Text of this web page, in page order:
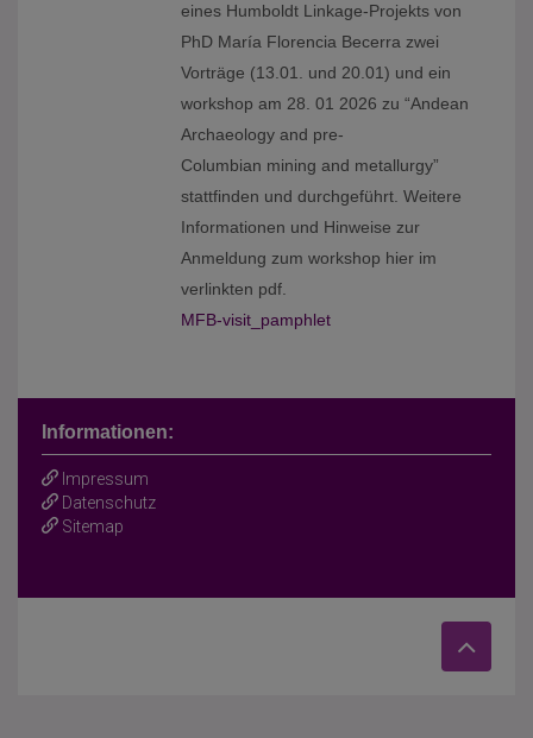
eines Humboldt Linkage-Projekts von
PhD María Florencia Becerra zwei
Vorträge (13.01. und 20.01) und ein
workshop am 28. 01 2026 zu “Andean
Archaeology and pre-
Columbian mining and metallurgy”
stattfinden und durchgeführt. Weitere
Informationen und Hinweise zur
Anmeldung zum workshop hier im
verlinkten pdf.
MFB-visit_pamphlet
Informationen:
Impressum
Datenschutz
Sitemap